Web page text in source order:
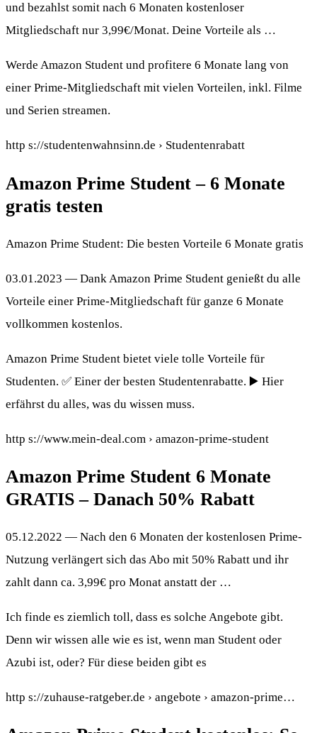
und bezahlst somit nach 6 Monaten kostenloser
Mitgliedschaft nur 3,99€/Monat. Deine Vorteile als …
Werde Amazon Student und profitere 6 Monate lang von
einer Prime-Mitgliedschaft mit vielen Vorteilen, inkl. Filme
und Serien streamen.
http s://studentenwahnsinn.de › Studentenrabatt
Amazon Prime Student – 6 Monate
gratis testen
Amazon Prime Student: Die besten Vorteile 6 Monate gratis
03.01.2023 — Dank Amazon Prime Student genießt du alle
Vorteile einer Prime-Mitgliedschaft für ganze 6 Monate
vollkommen kostenlos.
Amazon Prime Student bietet viele tolle Vorteile für
Studenten. ✅ Einer der besten Studentenrabatte. ▶️ Hier
erfährst du alles, was du wissen muss.
http s://www.mein-deal.com › amazon-prime-student
Amazon Prime Student 6 Monate
GRATIS – Danach 50% Rabatt
05.12.2022 — Nach den 6 Monaten der kostenlosen Prime-
Nutzung verlängert sich das Abo mit 50% Rabatt und ihr
zahlt dann ca. 3,99€ pro Monat anstatt der …
Ich finde es ziemlich toll, dass es solche Angebote gibt.
Denn wir wissen alle wie es ist, wenn man Student oder
Azubi ist, oder? Für diese beiden gibt es
http s://zuhause-ratgeber.de › angebote › amazon-prime…